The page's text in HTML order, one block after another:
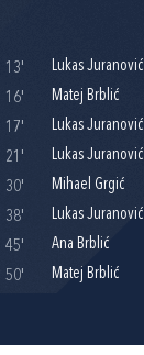
13'
Lukas Juranović
16'
Matej Brblić
17'
Lukas Juranović
21'
Lukas Juranović
30'
Mihael Grgić
38'
Lukas Juranović
45'
Ana Brblić
50'
Matej Brblić